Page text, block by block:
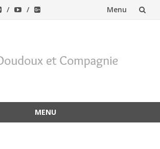
Menu
MENU